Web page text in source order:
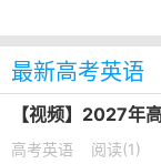
最新高考英语
高考英语 阅读(1)